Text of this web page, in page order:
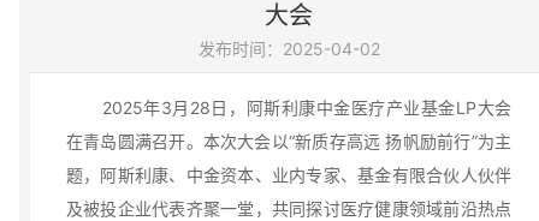
大会
发布时间：2025-04-02
2025年3月28日，阿斯利康中金医疗产业基金LP大会
在青岛圆满召开。本次大会以“新质存高远 扬帆励前行”为主
题，阿斯利康、 中金资本、业内专家、基金有限合伙人伙伴
及被投企业代表齐聚一堂，共同探讨医疗健康领域前沿热点